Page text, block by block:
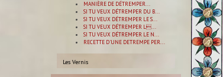
MANIÈRE DE DÉTREMPER...
SI TU VEUX DÉTREMPER DU B...
SI TU VEUX DÉTREMPER LE S...
SI TU VEUX DÉTREMPER L...
SI TU VEUX DÉTREMPER LE N...
RECETTE D'UNE DETREMPE PER...
Les Vernis